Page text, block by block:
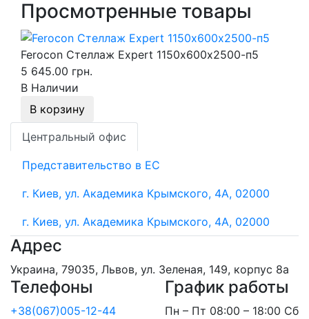
Просмотренные товары
Ferocon Стеллаж Expert 1150х600х2500-п5
5 645.00 грн.
В Наличии
В корзину
Центральный офис
Представительство в ЕС
г. Киев, ул. Академика Крымского, 4А, 02000
г. Киев, ул. Академика Крымского, 4А, 02000
Адрес
Украина, 79035, Львов, ул. Зеленая, 149, корпус 8а
Телефоны
+38(067)005-12-44
График работы
Пн – Пт 08:00 – 18:00 Сб